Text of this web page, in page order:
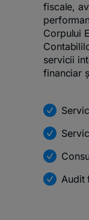
fiscale,
Corpului
servicii
financiar
Audit